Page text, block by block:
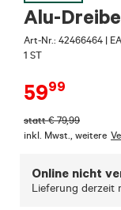
Alu-
Art-Nr.: 42466464 |
1 ST
5999
statt€79,99
inkl. Mwst.
weitere
Online nicht
Lieferung derzeit